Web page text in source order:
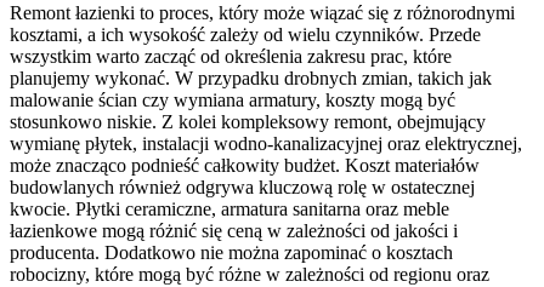
Remont łazienki to proces, który może wiązać się z różnorodnymi
kosztami, a ich wysokość zależy od wielu czynników. Przede
wszystkim warto zacząć od określenia zakresu prac, które
planujemy wykonać. W przypadku drobnych zmian, takich jak
malowanie ścian czy wymiana armatury, koszty mogą być
stosunkowo niskie. Z kolei kompleksowy remont, obejmujący
wymianę płytek, instalacji wodno-kanalizacyjnej oraz elektrycznej,
może znacząco podnieść całkowity budżet. Koszt materiałów
budowlanych również odgrywa kluczową rolę w ostatecznej
kwocie. Płytki ceramiczne, armatura sanitarna oraz meble
łazienkowe mogą różnić się ceną w zależności od jakości i
producenta. Dodatkowo nie można zapominać o kosztach
robocizny, które mogą być różne w zależności od regionu oraz